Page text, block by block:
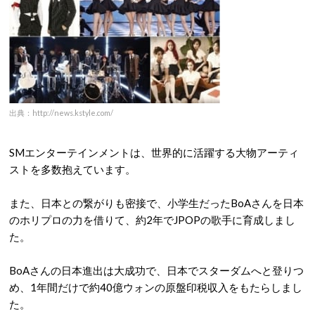
出典：http://news.kstyle.com/
SMエンターテインメントは、世界的に活躍する大物アーティ
ストを多数抱えています。
また、日本との繋がりも密接で、小学生だったBoAさんを日本
のホリプロの力を借りて、約2年でJPOPの歌手に育成しまし
た。
BoAさんの日本進出は大成功で、日本でスターダムへと登りつ
め、1年間だけで約40億ウォンの原盤印税収入をもたらしまし
た。